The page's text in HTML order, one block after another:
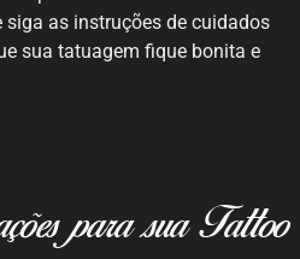
siga as instruções de cuidados
sua tatuagem fique bonita e
para sua Tattoo